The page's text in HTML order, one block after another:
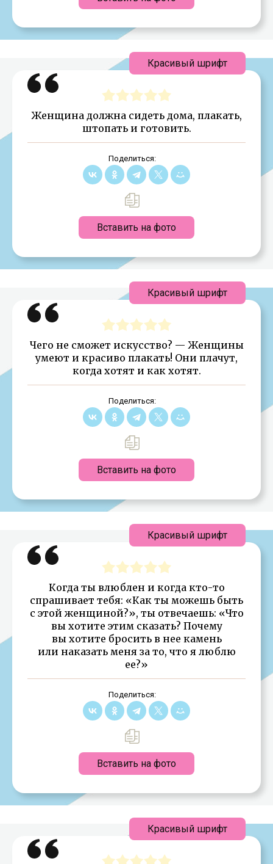
Женщина должна сидеть дома, плакать,
штопать и готовить.
Поделиться:
Вставить на фото
Красивый шрифт
Чего не сможет искусство? — Женщины
умеют и красиво плакать! Они плачут,
когда хотят и как хотят.
Поделиться:
Вставить на фото
Красивый шрифт
Когда ты влюблен и когда кто-то
спрашивает тебя: «Как ты можешь быть
с этой женщиной?», ты отвечаешь: «Что
вы хотите этим сказать? Почему
вы хотите бросить в нее камень
или наказать меня за то, что я люблю
ее?»
Поделиться:
Вставить на фото
Красивый шрифт
Красивый шрифт